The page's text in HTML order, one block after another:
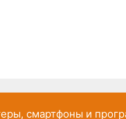
смартфоны и